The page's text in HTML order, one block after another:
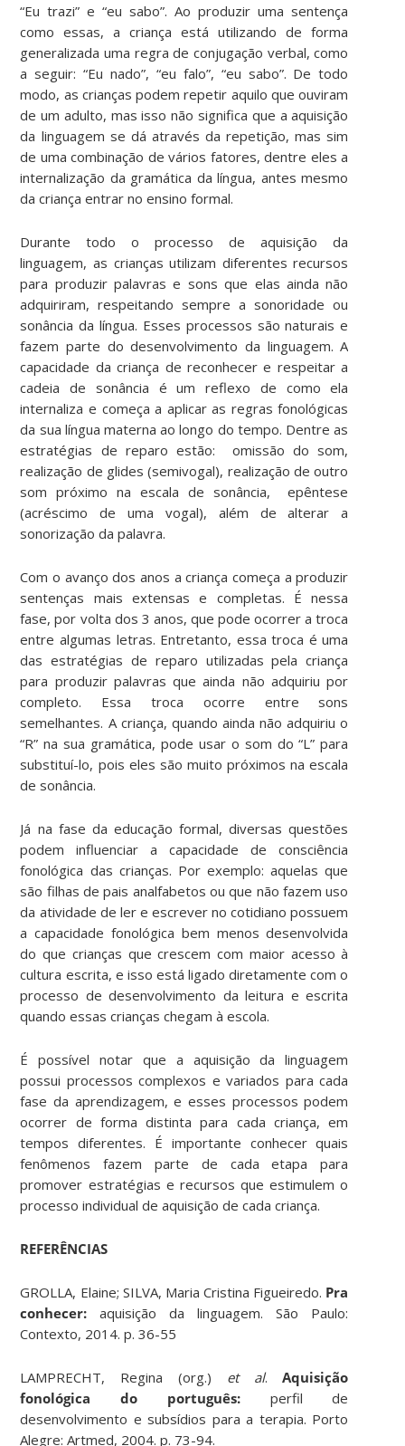
“Eu trazi” e “eu sabo”. Ao produzir uma sentença
como essas, a criança está utilizando de forma
generalizada uma regra de conjugação verbal, como
a seguir: “Eu nado”, “eu falo”, “eu sabo”. De todo
modo, as crianças podem repetir aquilo que ouviram
de um adulto, mas isso não significa que a aquisição
da linguagem se dá através da repetição, mas sim
de uma combinação de vários fatores, dentre eles a
internalização da gramática da língua, antes mesmo
da criança entrar no ensino formal.
Durante todo o processo de aquisição da
linguagem, as crianças utilizam diferentes recursos
para produzir palavras e sons que elas ainda não
adquiriram, respeitando sempre a sonoridade ou
sonância da língua. Esses processos são naturais e
fazem parte do desenvolvimento da linguagem. A
capacidade da criança de reconhecer e respeitar a
cadeia de sonância é um reflexo de como ela
internaliza e começa a aplicar as regras fonológicas
da sua língua materna ao longo do tempo. Dentre as
estratégias de reparo estão: omissão do som,
realização de glides (semivogal), realização de outro
som próximo na escala de sonância, epêntese
(acréscimo de uma vogal), além de alterar a
sonorização da palavra.
Com o avanço dos anos a criança começa a produzir
sentenças mais extensas e completas. É nessa
fase, por volta dos 3 anos, que pode ocorrer a troca
entre algumas letras. Entretanto, essa troca é uma
das estratégias de reparo utilizadas pela criança
para produzir palavras que ainda não adquiriu por
completo. Essa troca ocorre entre sons
semelhantes. A criança, quando ainda não adquiriu o
“R” na sua gramática, pode usar o som do “L” para
substituí-lo, pois eles são muito próximos na escala
de sonância.
Já na fase da educação formal, diversas questões
podem influenciar a capacidade de consciência
fonológica das crianças. Por exemplo: aquelas que
são filhas de pais analfabetos ou que não fazem uso
da atividade de ler e escrever no cotidiano possuem
a capacidade fonológica bem menos desenvolvida
do que crianças que crescem com maior acesso à
cultura escrita, e isso está ligado diretamente com o
processo de desenvolvimento da leitura e escrita
quando essas crianças chegam à escola.
É possível notar que a aquisição da linguagem
possui processos complexos e variados para cada
fase da aprendizagem, e esses processos podem
ocorrer de forma distinta para cada criança, em
tempos diferentes. É importante conhecer quais
fenômenos fazem parte de cada etapa para
promover estratégias e recursos que estimulem o
processo individual de aquisição de cada criança.
REFERÊNCIAS
GROLLA, Elaine; SILVA, Maria Cristina Figueiredo. Pra
conhecer:aquisição da linguagem. São Paulo:
Contexto, 2014. p. 36-55
LAMPRECHT, Regina (org.) et al.Aquisição
fonológica do português: perfil de
desenvolvimento e subsídios para a terapia. Porto
Alegre: Artmed, 2004. p. 73-94.